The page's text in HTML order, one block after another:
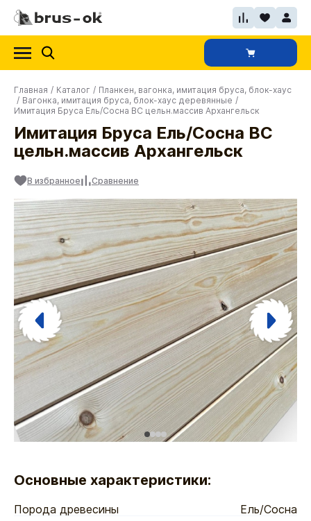
Главная / Каталог / Планкен, вагонка, имитация бруса, блок-хаус
/ Вагонка, имитация бруса, блок-хаус деревянные /
Имитация Бруса Ель/Сосна ВС цельн.массив Архангельск
Имитация Бруса Ель/Сосна ВС
цельн.массив Архангельск
В избранное Сравнение
Основные характеристики:
Порода древесины
Ель/Сосна